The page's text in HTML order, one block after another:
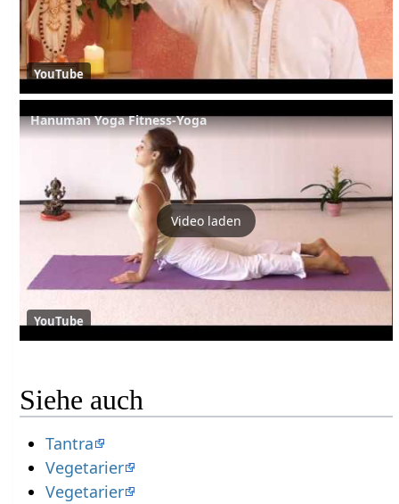
YouTube
Hanuman Yoga Fitness-Yoga
Video laden
YouTube
Siehe auch
Tantra
Vegetarier
Vegetarier